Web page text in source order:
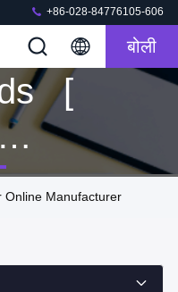
+86-028-84776105-606
बोली
[
Online Manufacturer